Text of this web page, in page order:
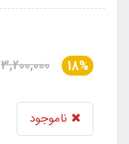
18%
3,200,000
ناموجود